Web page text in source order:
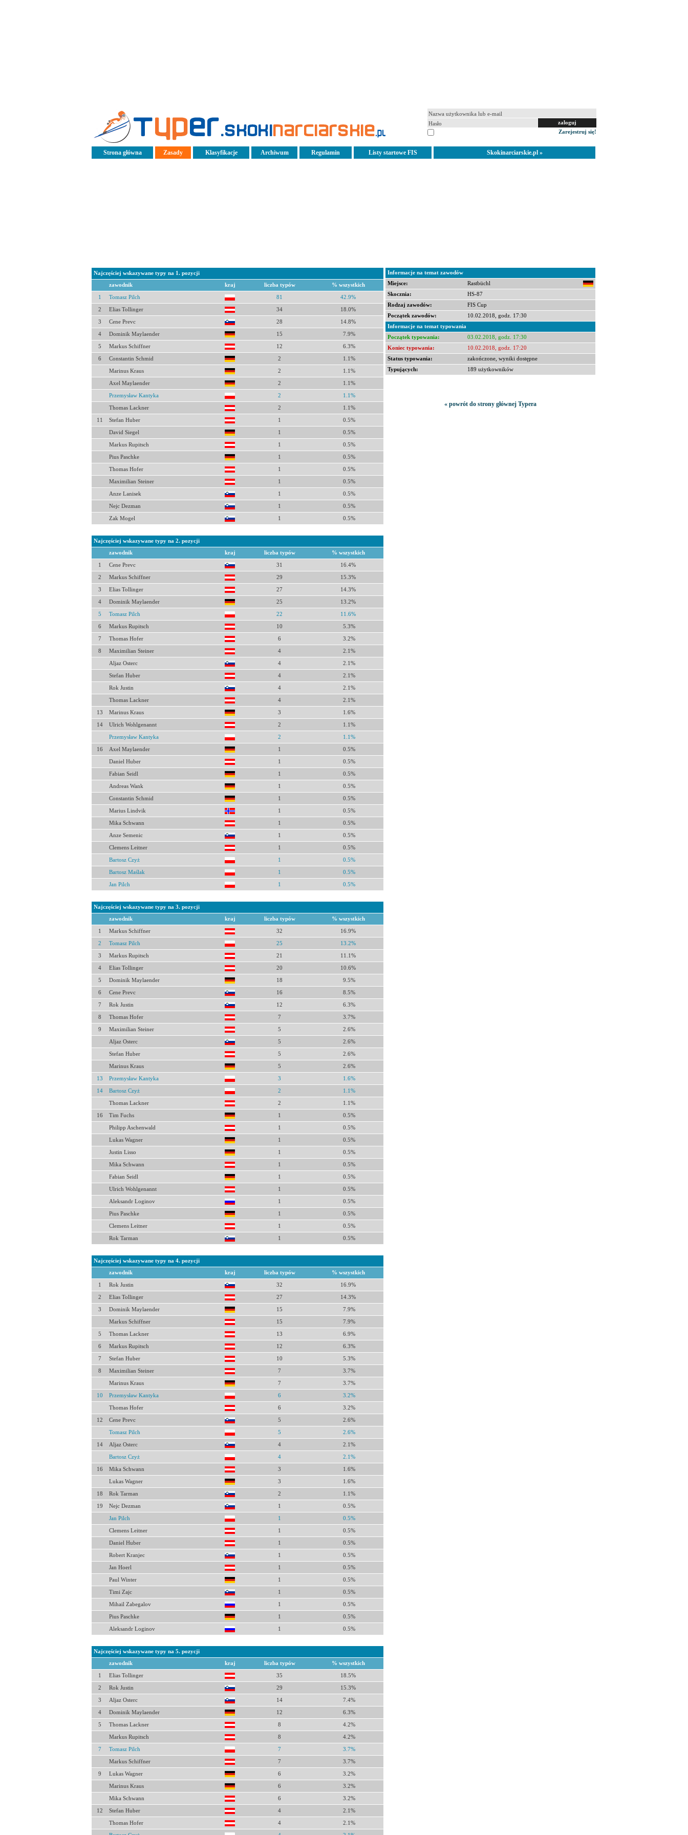
Zarejestruj się!
Strona główna Zasady Klasyfikacje Archiwum Regulamin Listy startowe FIS Skokinarciarskie.pl »
Najczęściej wskazywane typy na 1. pozycji
zawodnik kraj liczba typów % wszystkich
1 Tomasz Pilch 81 42.9%
2 Elias Tollinger 34 18.0%
3 Cene Prevc 28 14.8%
4 Dominik Maylaender 15 7.9%
5 Markus Schiffner 12 6.3%
6 Constantin Schmid 2 1.1%
Marinus Kraus 2 1.1%
Axel Maylaender 2 1.1%
Przemysław Kantyka 2 1.1%
Thomas Lackner 2 1.1%
11 Stefan Huber 1 0.5%
David Siegel 1 0.5%
Markus Rupitsch 1 0.5%
Pius Paschke 1 0.5%
Thomas Hofer 1 0.5%
Maximilian Steiner 1 0.5%
Anze Lanisek 1 0.5%
Nejc Dezman 1 0.5%
Zak Mogel 1 0.5%
Najczęściej wskazywane typy na 2. pozycji
zawodnik kraj liczba typów % wszystkich
1 Cene Prevc 31 16.4%
2 Markus Schiffner 29 15.3%
3 Elias Tollinger 27 14.3%
4 Dominik Maylaender 25 13.2%
5 Tomasz Pilch 22 11.6%
6 Markus Rupitsch 10 5.3%
7 Thomas Hofer 6 3.2%
8 Maximilian Steiner 4 2.1%
Aljaz Osterc 4 2.1%
Stefan Huber 4 2.1%
Rok Justin 4 2.1%
Thomas Lackner 4 2.1%
13 Marinus Kraus 3 1.6%
14 Ulrich Wohlgenannt 2 1.1%
Przemysław Kantyka 2 1.1%
16 Axel Maylaender 1 0.5%
Daniel Huber 1 0.5%
Fabian Seidl 1 0.5%
Andreas Wank 1 0.5%
Constantin Schmid 1 0.5%
Marius Lindvik 1 0.5%
Mika Schwann 1 0.5%
Anze Semenic 1 0.5%
Clemens Leitner 1 0.5%
Bartosz Czyż 1 0.5%
Bartosz Maślak 1 0.5%
Jan Pilch 1 0.5%
Najczęściej wskazywane typy na 3. pozycji
zawodnik kraj liczba typów % wszystkich
1 Markus Schiffner 32 16.9%
2 Tomasz Pilch 25 13.2%
3 Markus Rupitsch 21 11.1%
4 Elias Tollinger 20 10.6%
5 Dominik Maylaender 18 9.5%
6 Cene Prevc 16 8.5%
7 Rok Justin 12 6.3%
8 Thomas Hofer 7 3.7%
9 Maximilian Steiner 5 2.6%
Aljaz Osterc 5 2.6%
Stefan Huber 5 2.6%
Marinus Kraus 5 2.6%
13 Przemysław Kantyka 3 1.6%
14 Bartosz Czyż 2 1.1%
Thomas Lackner 2 1.1%
16 Tim Fuchs 1 0.5%
Philipp Aschenwald 1 0.5%
Lukas Wagner 1 0.5%
Justin Lisso 1 0.5%
Mika Schwann 1 0.5%
Fabian Seidl 1 0.5%
Ulrich Wohlgenannt 1 0.5%
Aleksandr Loginov 1 0.5%
Pius Paschke 1 0.5%
Clemens Leitner 1 0.5%
Rok Tarman 1 0.5%
Najczęściej wskazywane typy na 4. pozycji
zawodnik kraj liczba typów % wszystkich
1 Rok Justin 32 16.9%
2 Elias Tollinger 27 14.3%
3 Dominik Maylaender 15 7.9%
Markus Schiffner 15 7.9%
5 Thomas Lackner 13 6.9%
6 Markus Rupitsch 12 6.3%
7 Stefan Huber 10 5.3%
8 Maximilian Steiner 7 3.7%
Marinus Kraus 7 3.7%
10 Przemysław Kantyka 6 3.2%
Thomas Hofer 6 3.2%
12 Cene Prevc 5 2.6%
Tomasz Pilch 5 2.6%
14 Aljaz Osterc 4 2.1%
Bartosz Czyż 4 2.1%
16 Mika Schwann 3 1.6%
Lukas Wagner 3 1.6%
18 Rok Tarman 2 1.1%
19 Nejc Dezman 1 0.5%
Jan Pilch 1 0.5%
Clemens Leitner 1 0.5%
Daniel Huber 1 0.5%
Robert Kranjec 1 0.5%
Jan Hoerl 1 0.5%
Paul Winter 1 0.5%
Timi Zajc 1 0.5%
Mihail Zabegalov 1 0.5%
Pius Paschke 1 0.5%
Aleksandr Loginov 1 0.5%
Najczęściej wskazywane typy na 5. pozycji
zawodnik kraj liczba typów % wszystkich
1 Elias Tollinger 35 18.5%
2 Rok Justin 29 15.3%
3 Aljaz Osterc 14 7.4%
4 Dominik Maylaender 12 6.3%
5 Thomas Lackner 8 4.2%
Markus Rupitsch 8 4.2%
7 Tomasz Pilch 7 3.7%
Markus Schiffner 7 3.7%
9 Lukas Wagner 6 3.2%
Marinus Kraus 6 3.2%
Mika Schwann 6 3.2%
12 Stefan Huber 4 2.1%
Thomas Hofer 4 2.1%
Informacje na temat zawodów
Miejsce:
Rastbüchl
Skocznia:
HS-87
Rodzaj zawodów:
FIS Cup
Początek zawodów:
10.02.2018, godz. 17:30
Informacje na temat typowania
Początek typowania:
03.02.2018, godz. 17:30
Koniec typowania:
10.02.2018, godz. 17:20
Status typowania:
zakończone, wyniki dostępne
Typujących:
189 użytkowników
« powrót do strony głównej Typera